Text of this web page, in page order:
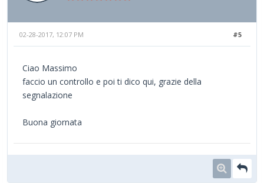
#5
02-28-2017, 12:07 PM
Ciao Massimo
faccio un controllo e poi ti dico qui, grazie della
segnalazione
Buona giornata